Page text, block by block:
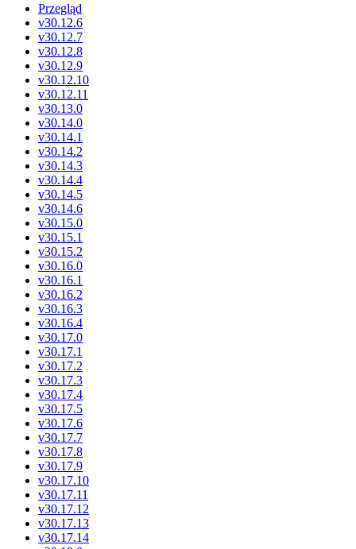
Przegląd
v30.12.6
v30.12.7
v30.12.8
v30.12.9
v30.12.10
v30.12.11
v30.13.0
v30.14.0
v30.14.1
v30.14.2
v30.14.3
v30.14.4
v30.14.5
v30.14.6
v30.15.0
v30.15.1
v30.15.2
v30.16.0
v30.16.1
v30.16.2
v30.16.3
v30.16.4
v30.17.0
v30.17.1
v30.17.2
v30.17.3
v30.17.4
v30.17.5
v30.17.6
v30.17.7
v30.17.8
v30.17.9
v30.17.10
v30.17.11
v30.17.12
v30.17.13
v30.17.14